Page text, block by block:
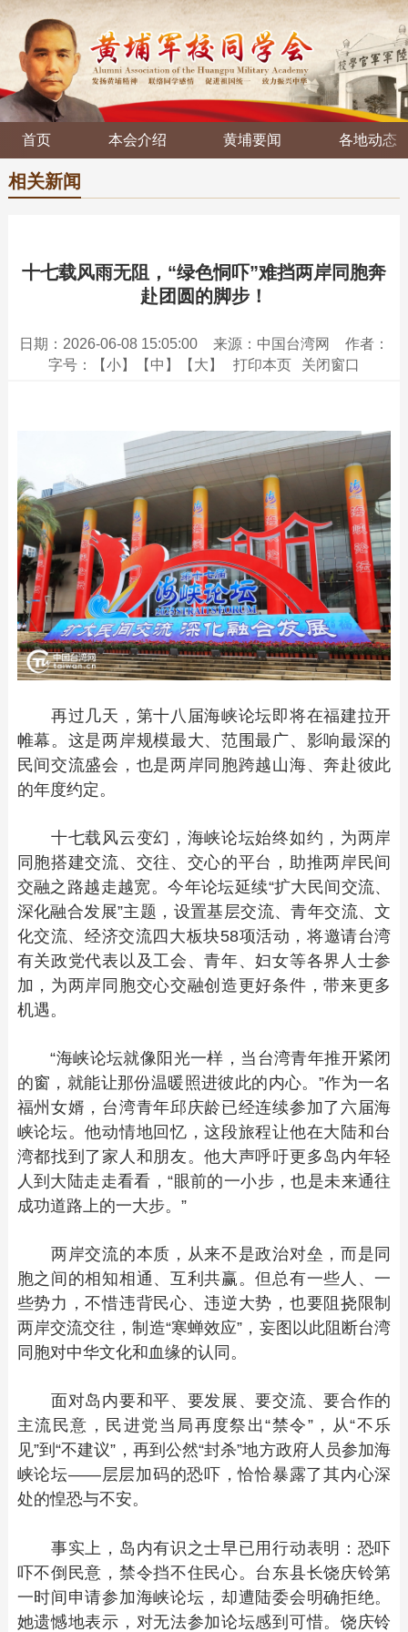
首页 本会介绍 黄埔要闻 各地动态
相关新闻
十七载风雨无阻，“绿色恫吓”难挡两岸同胞奔
赴团圆的脚步！
日期：2026-06-08 15:05:00 来源：中国台湾网
作者：
字号：
【小】 【中】 【大】 打印本页 关闭窗口
再过几天，第十八届海峡论坛即将在福建拉开
帷幕。这是两岸规模最大、范围最广、影响最深的
民间交流盛会，也是两岸同胞跨越山海、奔赴彼此
的年度约定。
十七载风云变幻，海峡论坛始终如约，为两岸
同胞搭建交流、交往、交心的平台，助推两岸民间
交融之路越走越宽。今年论坛延续“扩大民间交流、
深化融合发展”主题，设置基层交流、青年交流、文
化交流、经济交流四大板块58项活动，将邀请台湾
有关政党代表以及工会、青年、妇女等各界人士参
加，为两岸同胞交心交融创造更好条件，带来更多
机遇。
“海峡论坛就像阳光一样，当台湾青年推开紧闭
的窗，就能让那份温暖照进彼此的内心。”作为一名
福州女婿，台湾青年邱庆龄已经连续参加了六届海
峡论坛。他动情地回忆，这段旅程让他在大陆和台
湾都找到了家人和朋友。他大声呼吁更多岛内年轻
人到大陆走走看看，“眼前的一小步，也是未来通往
成功道路上的一大步。”
两岸交流的本质，从来不是政治对垒，而是同
胞之间的相知相通、互利共赢。但总有一些人、一
些势力，不惜违背民心、违逆大势，也要阻挠限制
两岸交流交往，制造“寒蝉效应”，妄图以此阻断台湾
同胞对中华文化和血缘的认同。
面对岛内要和平、要发展、要交流、要合作的
主流民意，民进党当局再度祭出“禁令”，从“不乐
见”到“不建议”，再到公然“封杀”地方政府人员参加海
峡论坛——层层加码的恐吓，恰恰暴露了其内心深
处的惶恐与不安。
事实上，岛内有识之士早已用行动表明：恐吓
吓不倒民意，禁令挡不住民心。台东县长饶庆铃第
一时间申请参加海峡论坛，却遭陆委会明确拒绝。
她遗憾地表示，对无法参加论坛感到可惜。饶庆铃